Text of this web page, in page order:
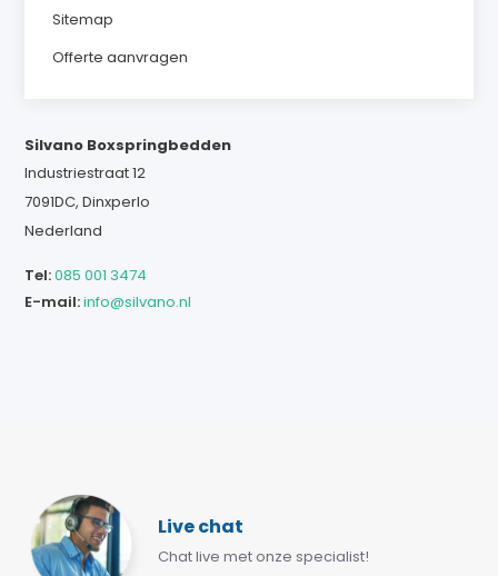
Sitemap
Offerte aanvragen
Silvano Boxspringbedden
Industriestraat 12
7091DC, Dinxperlo
Nederland
Tel:085 001 3474
E-mail:info@silvano.nl
Live chat
Chat live met onze specialist!